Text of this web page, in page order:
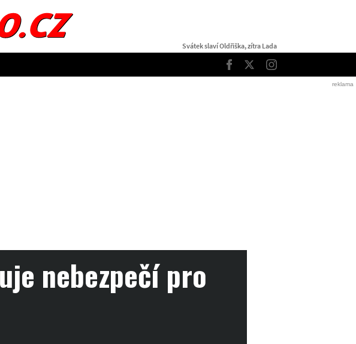
Svátek slaví Oldřiška, zítra Lada
Facebook
TwitterInstagram
nebezpečí pro